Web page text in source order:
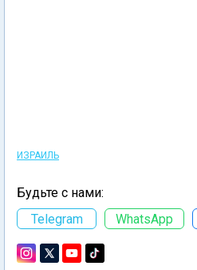
ИЗРАИЛЬ
Будьте с нами:
Telegram
WhatsApp